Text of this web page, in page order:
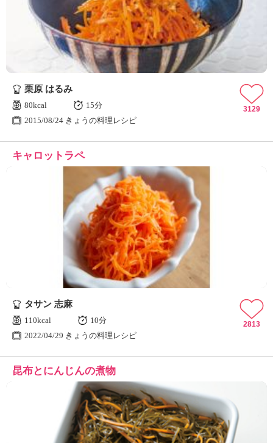
栗原 はるみ
80kcal
15分
2015/08/24 きょうの料理レシピ
3129
キャロットラペ
タサン 志麻
110kcal
10分
2022/04/29 きょうの料理レシピ
2813
昆布とにんじんの煮物